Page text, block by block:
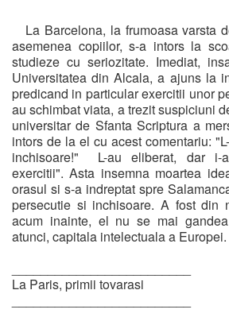
La Barcelona, la frumoasa varsta
asemenea copiilor, s-a intors la
studieze cu seriozitate. Imediat,
Universitatea din Alcala, a ajuns la
predicand in particular exercitii unor
au schimbat viata, a trezit suspiciuni
universitar de Sfanta Scriptura a
intors de la el cu acest comentariu:
inchisoare!" L-au eliberat, dar i-
exercitii". Asta insemna moartea
orasul si s-a indreptat spre
persecutie si inchisoare. A fost din
acum inainte, el nu se mai
atunci, capitala intelectuala a Europei.
La Paris, primii tovarasi